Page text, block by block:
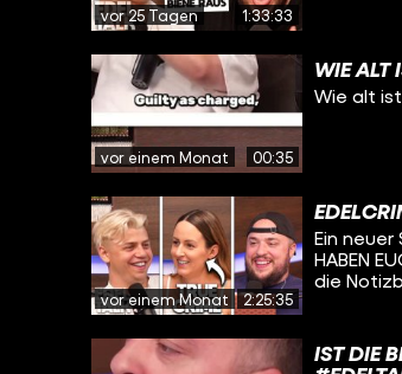
vor 25 Tagen 1:33:33
vor einem Monat 00:35
WIE ALT
Wie alt
vor einem Monat 2:25:35
Ein
HABEN
die
IST DIE